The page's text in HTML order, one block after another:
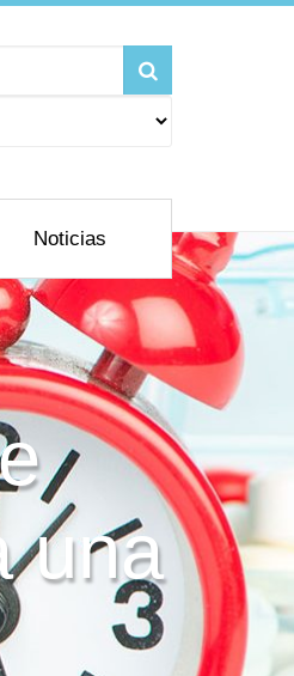
Noticias
una